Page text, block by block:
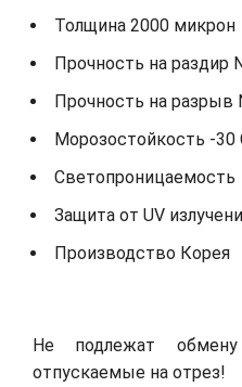
Толщина 2000 микрон
Прочность на раздир
Прочность на разрыв
Морозостойкость -30
Светопроницаемость
Защита от UV
Производство Корея
Не подлежат
отпускаемые на отрез!